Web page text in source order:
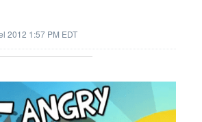
2012 1:57 PM EDT